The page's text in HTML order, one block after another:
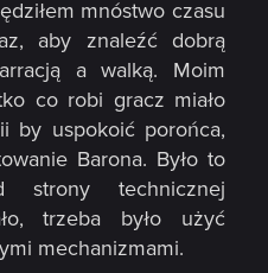
mnóstwo czasu
aby znaleźć dobrą
a walką. Moim
co robi gracz miało
by uspokoić porońca,
Barona. Było to
strony technicznej
trzeba było użyć
mechanizmami.